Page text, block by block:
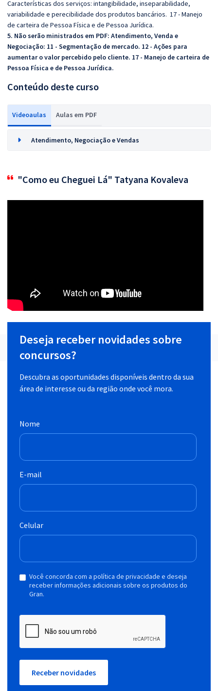
Características dos serviços: intangibilidade, inseparabilidade,
variabilidade e perecibilidade dos produtos bancários. 17 - Manejo
de carteira de Pessoa Física e de Pessoa Jurídica.
5. Não serão ministrados em PDF: Atendimento, Venda e
Negociação: 11 - Segmentação de mercado. 12 - Ações para
aumentar o valor percebido pelo cliente. 17 - Manejo de carteira de
Pessoa Física e de Pessoa Jurídica.
Conteúdo deste curso
Videoaulas Aulas em PDF
Atendimento, Negociação e Vendas
"Como eu Cheguei Lá" Tatyana Kovaleva
Deseja receber novidades sobre
concursos?
Descubra as oportunidades disponíveis dentro da sua
área de interesse ou da região onde você mora.
Nome
E-mail
Celular
Você concorda com a política de privacidade e deseja
receber informações adicionais sobre os produtos do
Gran.
Receber novidades